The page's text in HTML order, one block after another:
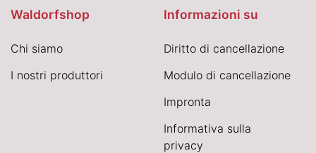
Waldorfshop
Chi siamo
I nostri produttori
Informazioni su
Diritto di cancellazione
Modulo di cancellazione
Impronta
Informativa sulla
privacy